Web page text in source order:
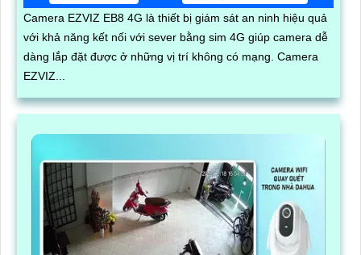
Camera EZVIZ EB8 4G là thiết bị giám sát an ninh hiệu quả
với khả năng kết nối với sever bằng sim 4G giúp camera dễ
dàng lắp đặt được ở những vị trí không có mạng. Camera
EZVIZ...